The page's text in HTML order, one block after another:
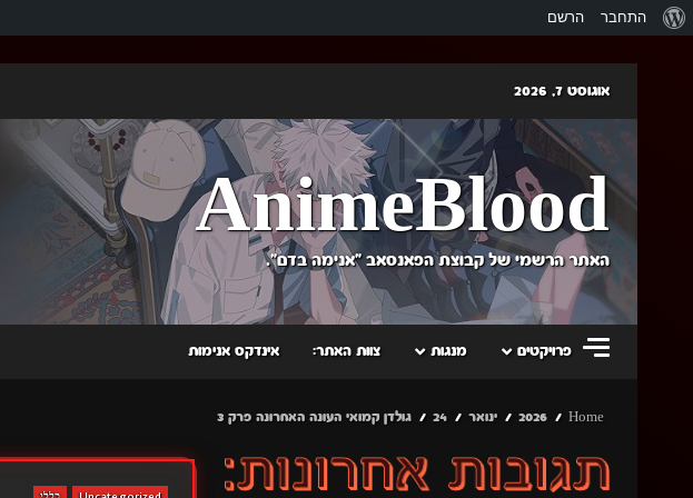
אודות
התחבר הרשם
content
אוגוסט 7, 2026
AnimeBlood
האתר הרשמי של קבוצת הפאנסאב "אנימה בדם".
פרויקטים מנגות צוות האתר: אינדקס אנימות
Home
2026 ינואר 24 גולדן קמואי העונה האחרונה פרק 3